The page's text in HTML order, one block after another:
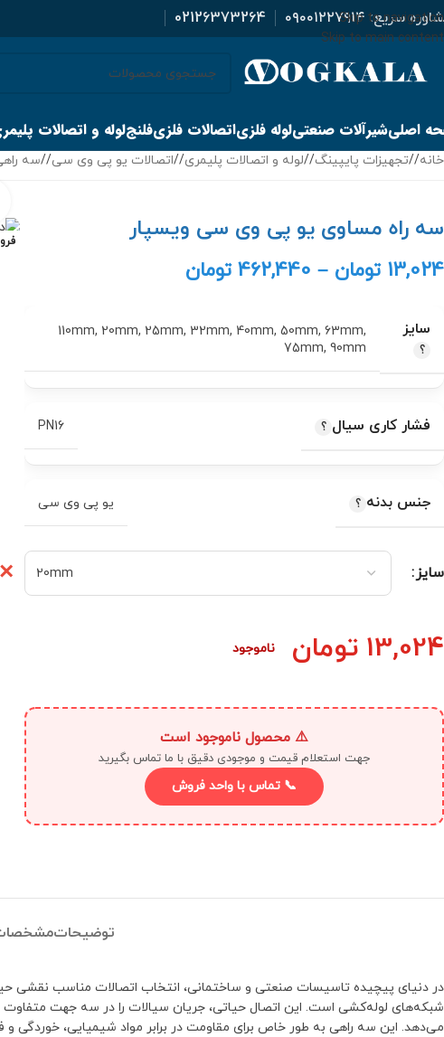
Skip to navigation
Skip to main content
سریع:۰۹۰۰۱۲۲۷۹۱۴ 02126373264
اصلیشیرآلات صنعتیلوله فلزیاتصالات فلزیفلنجلوله و اتصالات
خانه/ تجهیزات پایپینگ/ لوله و اتصالات پلیمری/ اتصالات یو پی وی سی/ سه
سه راه مساوی یو پی وی سی ویسپار
13,024 تومان –
462,440 تومان
سایز 110mm, 20mm, 25mm, 32mm, 40mm, 50mm, 63mm,
75mm, 90mm
فشار کاری سیال PN16
جنس بدنه یو پی وی سی
سایز
13,024 تومان ناموجود
⚠️ محصول ناموجود است
جهت استعلام قیمت و موجودی دقیق با ما تماس بگیرید
📞 تماس با واحد فروش
توضیحات
در دنیای پیچیده تاسیسات صنعتی و ساختمانی، انتخاب اتصالات مناسب نقشی
می‌دهد. این سه راهی به طور خاص برای مقاومت در برابر مواد شیمیایی،